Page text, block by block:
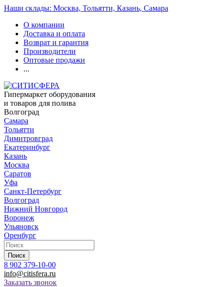
Наши склады: Москва, Тольятти, Казань, Самара
О компании
Доставка и оплата
Возврат и гарантия
Производители
Оптовые продажи
...
Гипермаркет оборудования
и товаров для полива
Волгоград
Самара
Тольятти
Димитровград
Екатеринбург
Казань
Москва
Саратов
Уфа
Санкт-Петербург
Волгоград
Нижний Новгород
Воронеж
Ульяновск
Оренбург
Поиск
8 902 379-10-00
info@citisfera.ru
Заказать звонок